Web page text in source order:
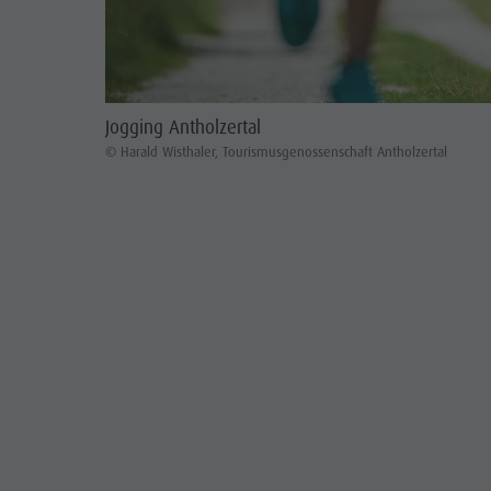
Jogging Antholzertal
© Harald Wisthaler, Tourismusgenossenschaft Antholzertal